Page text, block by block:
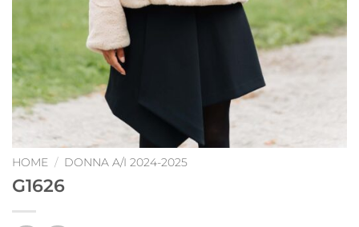
HOME / DONNA A/I 2024-2025
G1626